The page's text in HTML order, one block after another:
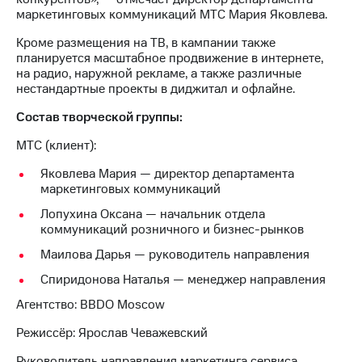
выкупа
Дивиденды
Рынок
облигаций
Еврооблигации-2023
о
именных
облигаций
Другое
Регистратор
Реквизиты
развитие
деловая этика
маркетинговых коммуникаций МТС Мария Яковлева.
Кроме размещения на ТВ, в кампании также
планируется масштабное продвижение в интернете,
на радио, наружной рекламе, а также различные
нестандартные проекты в диджитал и офлайне.
Состав творческой группы:
МТС (клиент):
Яковлева Мария — директор департамента
маркетинговых коммуникаций
Лопухина Оксана — начальник отдела
коммуникаций розничного и бизнес-рынков
Маилова Дарья — руководитель направления
Спиридонова Наталья — менеджер направления
Агентство: BBDO Moscow
Режиссёр: Ярослав Чеважевский